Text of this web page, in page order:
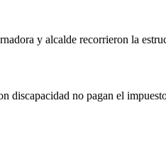
y alcalde recorrieron la
discapacidad no pagan el